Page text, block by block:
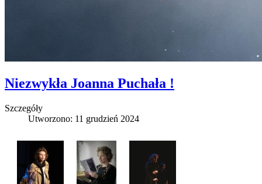
Niezwykła Joanna Puchała !
Szczegóły
Utworzono: 11 grudzień 2024